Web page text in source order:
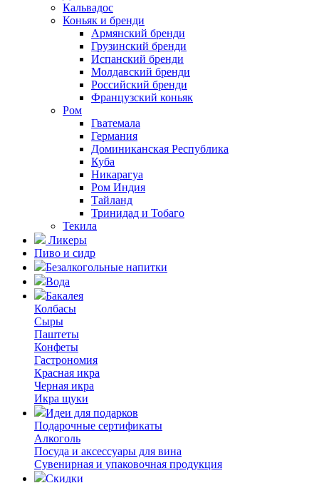
Кальвадос
Коньяк и бренди
Армянский бренди
Грузинский бренди
Испанский бренди
Молдавский бренди
Российский бренди
Французский коньяк
Ром
Гватемала
Германия
Доминиканская Республика
Куба
Никарагуа
Ром Индия
Тайланд
Тринидад и Тобаго
Текила
Ликеры
Пиво и сидр
Безалкогольные напитки
Вода
Бакалея
Колбасы
Сыры
Паштеты
Конфеты
Гастрономия
Красная икра
Черная икра
Икра щуки
Идеи для подарков
Подарочные сертификаты
Алкоголь
Посуда и аксессуары для вина
Сувенирная и упаковочная продукция
Скидки